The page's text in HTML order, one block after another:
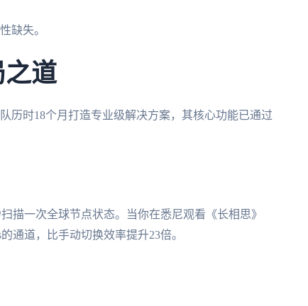
缺失。
之道
历时18个月打造专业级解决方案，其核心功能已通过
描一次全球节点状态。当你在悉尼观看《长相思》
通道，比手动切换效率提升23倍。